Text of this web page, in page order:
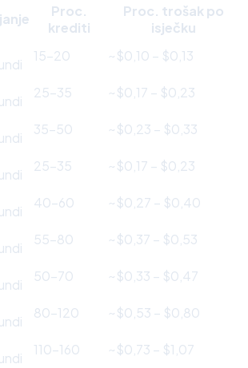
Proc.
krediti
Proc. trošak po
isječku
15–20 ~$0,10 – $0,13
25–35 ~$0,17 – $0,23
35–50 ~$0,23 – $0,33
25–35 ~$0,17 – $0,23
40–60 ~$0,27 – $0,40
55–80 ~$0,37 – $0,53
50–70 ~$0,33 – $0,47
80–120 ~$0,53 – $0,80
110–160 ~$0,73 – $1,07